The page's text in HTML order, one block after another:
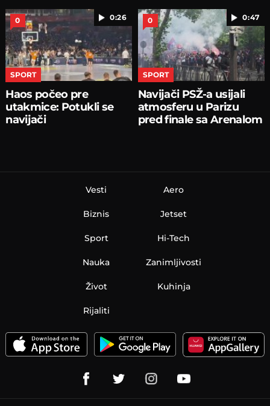
0:26
0
SPORT
Haos počeo pre
utakmice: Potukli se
navijači
0:47
0
SPORT
Navijači PSŽ-a usijali
atmosferu u Parizu
pred finale sa Arenalom
Vesti
Biznis
Sport
Nauka
Aero
Jetset
Hi-Tech
Zanimljivosti
Život Kuhinja
Rijaliti